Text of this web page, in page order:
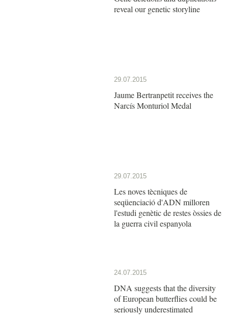
reveal our genetic storyline
29.07.2015
Jaume Bertranpetit receives the
Narcís Monturiol Medal
29.07.2015
Les noves tècniques de
seqüenciació d'ADN milloren
l'estudi genètic de restes òssies de
la guerra civil espanyola
24.07.2015
DNA suggests that the diversity
of European butterflies could be
seriously underestimated